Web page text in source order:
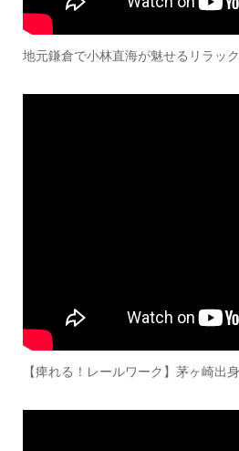
地元鎌倉で小林直海が魅せるリラッ
【痺れる！レールワーク】茅ヶ崎出